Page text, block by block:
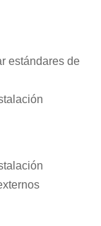
estándares de